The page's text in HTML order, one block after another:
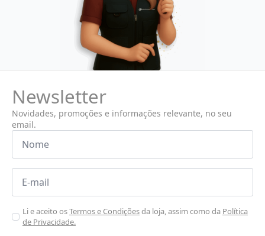
Newsletter
Novidades, promoções e informações relevante, no seu
email.
Nome
Email
Aceitar
Poiticas
Li e aceito osTermos e Condiçõesda loja, assim como da Política
de Privacidade.